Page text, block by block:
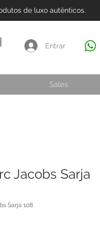
de luxo autênticos.
Entrar
Sales
Jacobs Sarja
Sarja 108